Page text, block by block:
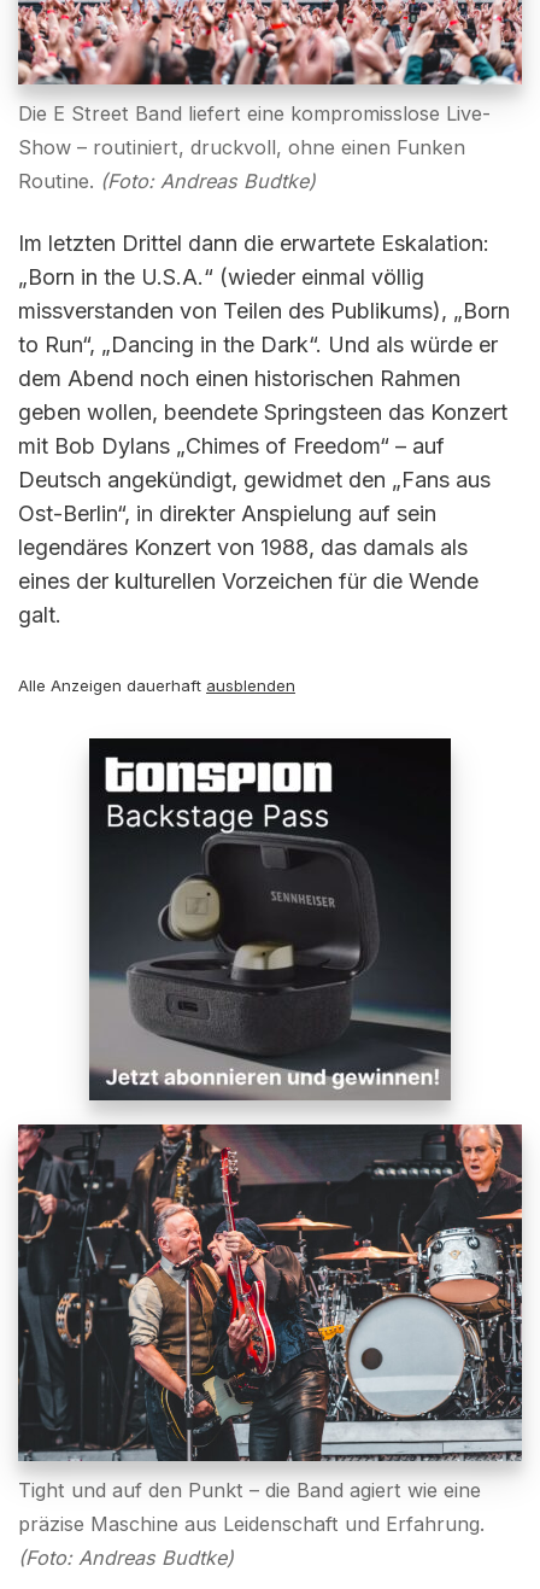
Die E Street Band liefert eine kompromisslose Live-
Show – routiniert, druckvoll, ohne einen Funken
Routine. (Foto: Andreas Budtke)
Im letzten Drittel dann die erwartete Eskalation:
„Born in the U.S.A.“ (wieder einmal völlig
missverstanden von Teilen des Publikums), „Born
to Run“, „Dancing in the Dark“. Und als würde er
dem Abend noch einen historischen Rahmen
geben wollen, beendete Springsteen das Konzert
mit Bob Dylans „Chimes of Freedom“ – auf
Deutsch angekündigt, gewidmet den „Fans aus
Ost-Berlin“, in direkter Anspielung auf sein
legendäres Konzert von 1988, das damals als
eines der kulturellen Vorzeichen für die Wende
galt.
Alle Anzeigen dauerhaft ausblenden
Tight und auf den Punkt – die Band agiert wie eine
präzise Maschine aus Leidenschaft und Erfahrung.
(Foto: Andreas Budtke)